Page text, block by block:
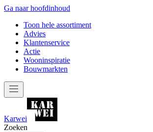
Ga naar hoofdinhoud
Toon hele assortiment
Advies
Klantenservice
Actie
Wooninspiratie
Bouwmarkten
Karwei
Zoeken